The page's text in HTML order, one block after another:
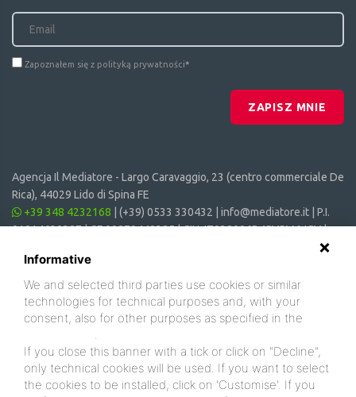
Zapoznałem się z polityką prywatności*
ZAPISZ MNIE
Agencja Il Mediatore - Largo Caravaggio, 23 (centro commerciale De
Rica), 44029 Lido di Spina FE
+39 348 4232168
(+39) 0533 330432 info@mediatore.it | P.I.
01014620387 | CF 00870440385 | CIN: IT038006B4SVSM6JCV |
Informative
We and selected third parties use cookies or similar
technologies for technical purposes and, with your
consent, also for other purposes as specified in the
.
If you close this banner with a tick or click on "Decline",
only technical cookies will be used. If you want to select
the cookies to be installed, click on 'Customise'. If you